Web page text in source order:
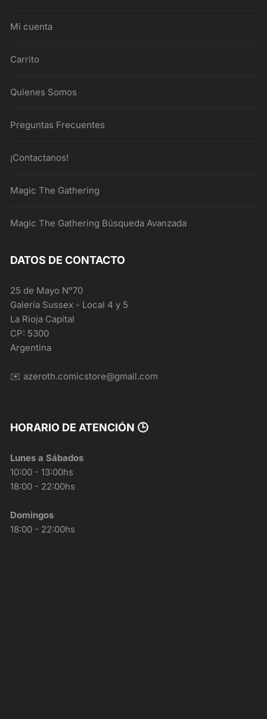
Mi cuenta
Carrito
Quienes Somos
Preguntas Frecuentes
¡Contactanos!
Magic The Gathering
Magic The Gathering Búsqueda Avanzada
DATOS DE CONTACTO
25 de Mayo N°70
Galería Sussex - Local 4 y 5
La Rioja Capital
CP: 5300
Argentina
✉️ azeroth.comicstore@gmail.com
HORARIO DE ATENCIÓN 🕒
Lunes a Sábados
10:00 - 13:00hs
18:00 - 22:00hs
Domingos
18:00 - 22:00hs